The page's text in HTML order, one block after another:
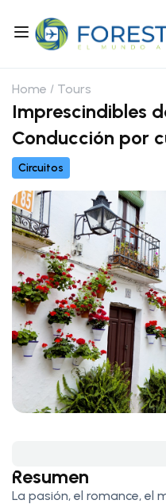
Home Tours
Imprescindibles
Conducción por
Circuitos
Resumen
La pasión, el romance, el